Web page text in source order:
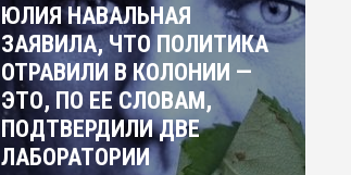
ЮЛИЯ НАВАЛЬНАЯ
ЗАЯВИЛА, ЧТО ПОЛИТИКА
ОТРАВИЛИ В КОЛОНИИ —
ЭТО, ПО ЕЕ СЛОВАМ,
ПОДТВЕРДИЛИ ДВЕ
ЛАБОРАТОРИИ